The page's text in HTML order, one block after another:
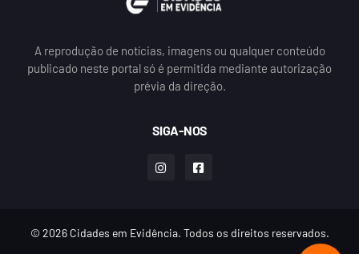
A reprodução de notícias, imagens ou qualquer conteúdo
publicado neste portal só é permitida mediante autorização
prévia da direção.
SIGA-NOS
© 2026 Cidades em Evidência. Todos os direitos reservados.